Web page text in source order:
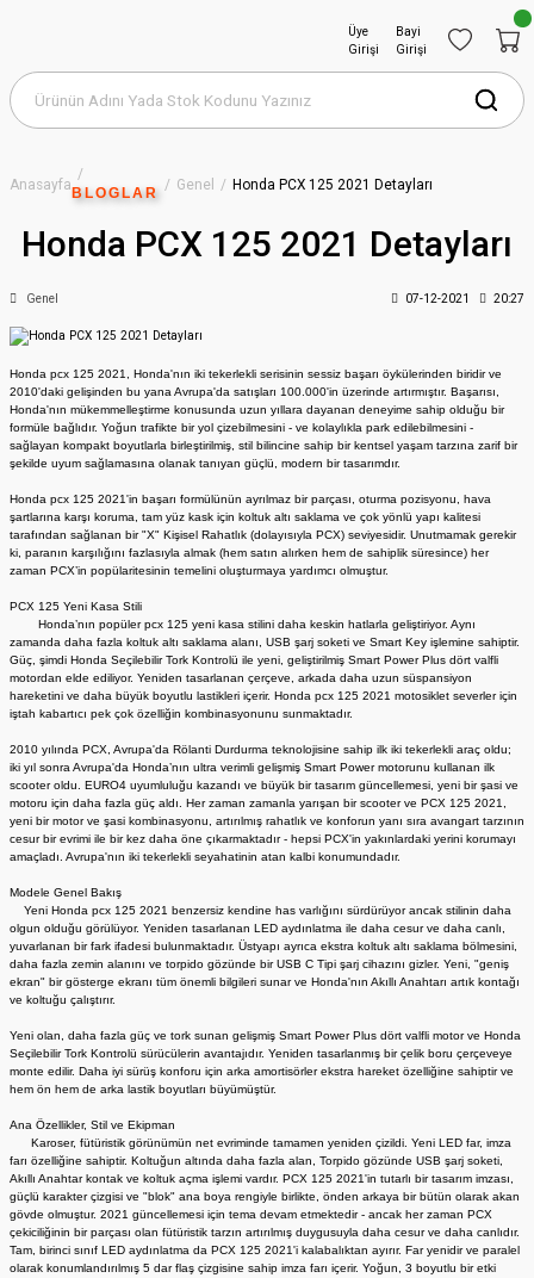
Üye
Girişi
Bayi
Girişi
Anasayfa BLOGLAR Genel Honda PCX 125 2021 Detayları
Honda PCX 125 2021 Detayları
Genel 07-12-2021 20:27
Honda pcx 125 2021, Honda'nın iki tekerlekli serisinin sessiz başarı öykülerinden biridir ve
2010'daki gelişinden bu yana Avrupa'da satışları 100.000'in üzerinde artırmıştır. Başarısı,
Honda'nın mükemmelleştirme konusunda uzun yıllara dayanan deneyime sahip olduğu bir
formüle bağlıdır. Yoğun trafikte bir yol çizebilmesini - ve kolaylıkla park edilebilmesini -
sağlayan kompakt boyutlarla birleştirilmiş, stil bilincine sahip bir kentsel yaşam tarzına zarif bir
şekilde uyum sağlamasına olanak tanıyan güçlü, modern bir tasarımdır.
Honda pcx 125 2021'in başarı formülünün ayrılmaz bir parçası, oturma pozisyonu, hava
şartlarına karşı koruma, tam yüz kask için koltuk altı saklama ve çok yönlü yapı kalitesi
tarafından sağlanan bir "X" Kişisel Rahatlık (dolayısıyla PCX) seviyesidir. Unutmamak gerekir
ki, paranın karşılığını fazlasıyla almak (hem satın alırken hem de sahiplik süresince) her
zaman PCX’in popülaritesinin temelini oluşturmaya yardımcı olmuştur.
PCX 125 Yeni Kasa Stili
Honda’nın popüler pcx 125 yeni kasa stilini daha keskin hatlarla geliştiriyor. Aynı
zamanda daha fazla koltuk altı saklama alanı, USB şarj soketi ve Smart Key işlemine sahiptir.
Güç, şimdi Honda Seçilebilir Tork Kontrolü ile yeni, geliştirilmiş Smart Power Plus dört valfli
motordan elde ediliyor. Yeniden tasarlanan çerçeve, arkada daha uzun süspansiyon
hareketini ve daha büyük boyutlu lastikleri içerir. Honda pcx 125 2021 motosiklet severler için
iştah kabartıcı pek çok özelliğin kombinasyonunu sunmaktadır.
2010 yılında PCX, Avrupa'da Rölanti Durdurma teknolojisine sahip ilk iki tekerlekli araç oldu;
iki yıl sonra Avrupa'da Honda’nın ultra verimli gelişmiş Smart Power motorunu kullanan ilk
scooter oldu. EURO4 uyumluluğu kazandı ve büyük bir tasarım güncellemesi, yeni bir şasi ve
motoru için daha fazla güç aldı. Her zaman zamanla yarışan bir scooter ve PCX 125 2021,
yeni bir motor ve şasi kombinasyonu, artırılmış rahatlık ve konforun yanı sıra avangart tarzının
cesur bir evrimi ile bir kez daha öne çıkarmaktadır - hepsi PCX'in yakınlardaki yerini korumayı
amaçladı. Avrupa'nın iki tekerlekli seyahatinin atan kalbi konumundadır.
Modele Genel Bakış
Yeni Honda pcx 125 2021 benzersiz kendine has varlığını sürdürüyor ancak stilinin daha
olgun olduğu görülüyor. Yeniden tasarlanan LED aydınlatma ile daha cesur ve daha canlı,
yuvarlanan bir fark ifadesi bulunmaktadır. Üstyapı ayrıca ekstra koltuk altı saklama bölmesini,
daha fazla zemin alanını ve torpido gözünde bir USB C Tipi şarj cihazını gizler. Yeni, "geniş
ekran" bir gösterge ekranı tüm önemli bilgileri sunar ve Honda'nın Akıllı Anahtarı artık kontağı
ve koltuğu çalıştırır.
Yeni olan, daha fazla güç ve tork sunan gelişmiş Smart Power Plus dört valfli motor ve Honda
Seçilebilir Tork Kontrolü sürücülerin avantajıdır. Yeniden tasarlanmış bir çelik boru çerçeveye
monte edilir. Daha iyi sürüş konforu için arka amortisörler ekstra hareket özelliğine sahiptir ve
hem ön hem de arka lastik boyutları büyümüştür.
Ana Özellikler, Stil ve Ekipman
Karoser, fütüristik görünümün net evriminde tamamen yeniden çizildi. Yeni LED far, imza
farı özelliğine sahiptir. Koltuğun altında daha fazla alan, Torpido gözünde USB şarj soketi,
Akıllı Anahtar kontak ve koltuk açma işlemi vardır. PCX 125 2021'in tutarlı bir tasarım imzası,
güçlü karakter çizgisi ve "blok" ana boya rengiyle birlikte, önden arkaya bir bütün olarak akan
gövde olmuştur. 2021 güncellemesi için tema devam etmektedir - ancak her zaman PCX
çekiciliğinin bir parçası olan fütüristik tarzın artırılmış duygusuyla daha cesur ve daha canlıdır.
Tam, birinci sınıf LED aydınlatma da PCX 125 2021'i kalabalıktan ayırır. Far yenidir ve paralel
olarak konumlandırılmış 5 dar flaş çizgisine sahip imza farı içerir. Yoğun, 3 boyutlu bir etki